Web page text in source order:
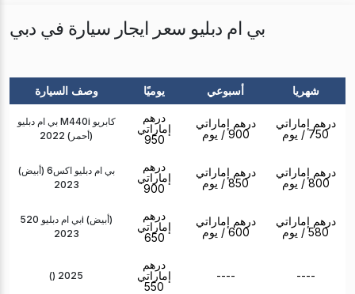
بي ام دبليو سعر ايجار سيارة في دبي
وصف السيارة يوميًا أسبوعي شهريا
بي ام دبليو M440i كابريو
(أحمر) 2022
درهم
إماراتي
950
درهم إماراتي
900/ يوم
درهم إماراتي
750 / يوم
بي ام دبليو اكس6 (أبيض)
2023
درهم
إماراتي
900
درهم إماراتي
850/ يوم
درهم إماراتي
800 / يوم
بي ام دبليو 520i (أبيض)
2023
درهم
إماراتي
650
درهم إماراتي
600/ يوم
درهم إماراتي
580 / يوم
() 2025
درهم
إماراتي
550
---- ----